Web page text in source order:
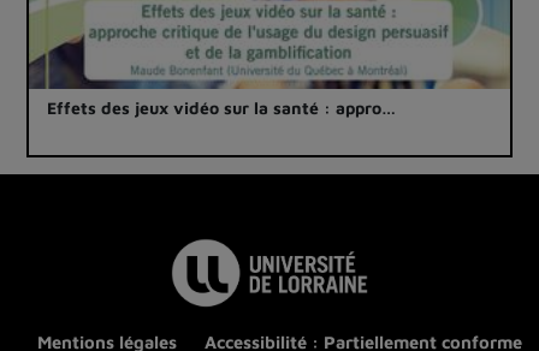
Effets des jeux vidéo sur la santé : appro…
Mentions légales Accessibilité : Partiellement conforme